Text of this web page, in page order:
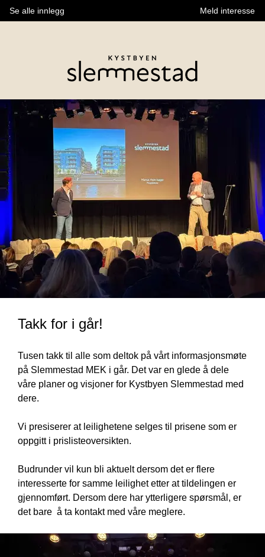
Se alle innlegg Meld interesse
Takk for i går!
Tusen takk til alle som deltok på vårt informasjonsmøte
på Slemmestad MEK i går. Det var en glede å dele
våre planer og visjoner for Kystbyen Slemmestad med
dere.
Vi presiserer at leilighetene selges til prisene som er
oppgitt i prislisteoversikten.
Budrunder vil kun bli aktuelt dersom det er flere
interesserte for samme leilighet etter at tildelingen er
gjennomført. Dersom dere har ytterligere spørsmål, er
det bare  å ta kontakt med våre meglere.